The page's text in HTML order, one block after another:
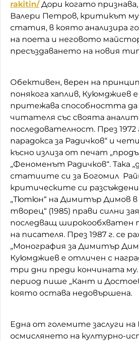
rakitin/Дори когато признава,
Валери Петров, критикът
статия, в която анализира
на поета и неговото
пресъздаването на новия
Обективен, верен на
понякога хаплив, Куюмджиев
притежава способността да
читателя със своята
последователност. През 1972
парадокса за Радичков“ и
късно излиза от печат
„Феноменът Радичков“. Така
статиите си за Богомил
критическите си
„Тютюн“ на Димитър Димов в
творец“ (1985) прави силни
последващ широкообхватен
на писателя. През 1987 г. се
„Монография за Димитър
Куюмджиев е отличен с
три дни преди кончината
период пише „Кант и
която остава недовършена.
Една от големите заслуги
осмислянето на културно-